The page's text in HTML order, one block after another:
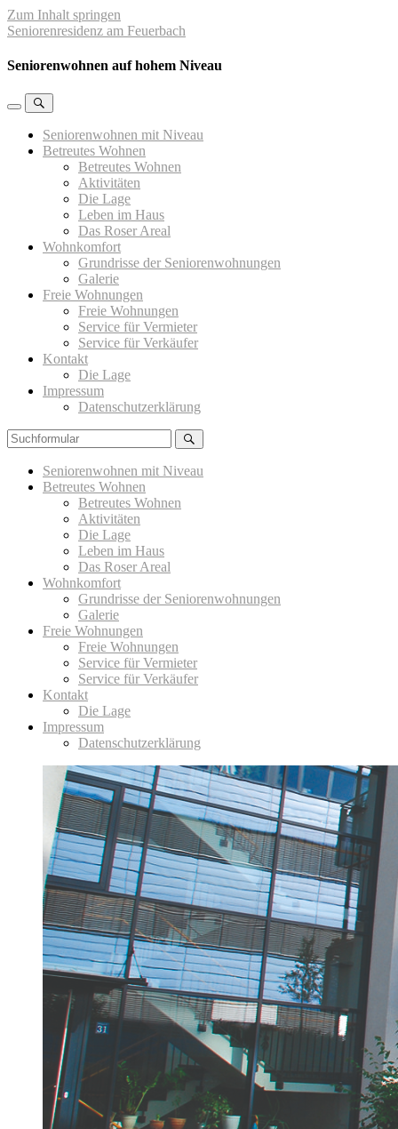
Zum Inhalt springen
Seniorenresidenz am Feuerbach
Seniorenwohnen auf hohem Niveau
Mobil-
umschalten
Suchfeld
umschalten
Seniorenwohnen mit Niveau
Betreutes Wohnen
Betreutes Wohnen
Aktivitäten
Die Lage
Leben im Haus
Das Roser Areal
Wohnkomfort
Grundrisse der Seniorenwohnungen
Galerie
Freie Wohnungen
Freie Wohnungen
Service für Vermieter
Service für Verkäufer
Kontakt
Die Lage
Impressum
Datenschutzerklärung
Seniorenwohnen mit Niveau
Betreutes Wohnen
Betreutes Wohnen
Aktivitäten
Die Lage
Leben im Haus
Das Roser Areal
Wohnkomfort
Grundrisse der Seniorenwohnungen
Galerie
Freie Wohnungen
Freie Wohnungen
Service für Vermieter
Service für Verkäufer
Kontakt
Die Lage
Impressum
Datenschutzerklärung